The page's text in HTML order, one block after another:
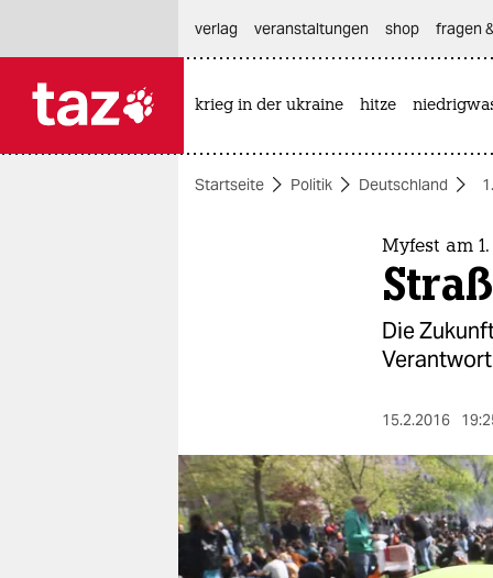
themen
berlin
nord
verlag
veranstaltungen shop fragen
krieg in der ukraine hitze
Startseite Politik Deutschland
Myfest am
Die
15.2.2016